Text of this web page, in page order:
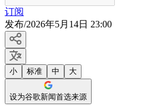
订阅
发布/2026年5月14日 23:00
小 标准 中 大
设为谷歌新闻首选来源